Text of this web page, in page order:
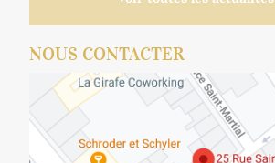
NOUS CONTACTER